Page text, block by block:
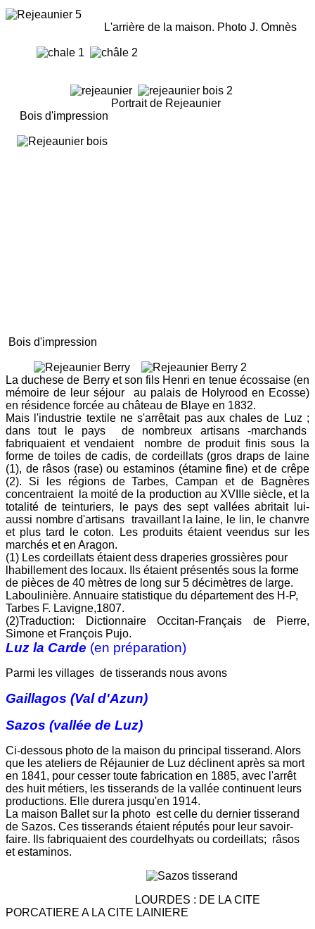
L'arrière de la maison. Photo J. Omnès
Portrait de Rejeaunier
Bois d'impression
Bois d'impression
La duchese de Berry et son fils Henri en tenue écossaise (en
mémoire de leur séjour au palais de Holyrood en Ecosse)
en résidence forcée au château de Blaye en 1832.
Mais l'industrie textile ne s'arrêtait pas aux chales de Luz ;
dans tout le pays de nombreux artisans -marchands
fabriquaient et vendaient nombre de produit finis sous la
forme de toiles de cadis, de cordeillats (gros draps de laine
(1), de râsos (rase) ou estaminos (étamine fine) et de crêpe
(2). Si les régions de Tarbes, Campan et de Bagnères
concentraient la moité de la production au XVIIIe siècle, et la
totalité de teinturiers, le pays des sept vallées abritait lui-
aussi nombre d'artisans travaillant la laine, le lin, le chanvre
et plus tard le coton. Les produits étaient veendus sur les
marchés et en Aragon.
(1) Les cordeillats étaient dess draperies grossières pour
lhabillement des locaux. Ils étaient présentés sous la forme
de pièces de 40 mètres de long sur 5 décimètres de large.
Laboulinière. Annuaire statistique du département des H-P,
Tarbes F. Lavigne,1807.
(2)Traduction: Dictionnaire Occitan-Français de Pierre,
Simone et François Pujo.
Luz la Carde (en préparation)
Parmi les villages de tisserands nous avons
Gaillagos (Val d'Azun)
Sazos (vallée de Luz)
Ci-dessous photo de la maison du principal tisserand. Alors
que les ateliers de Réjaunier de Luz déclinent après sa mort
en 1841, pour cesser toute fabrication en 1885, avec l'arrêt
des huit métiers, les tisserands de la vallée continuent leurs
productions. Elle durera jusqu'en 1914.
La maison Ballet sur la photo est celle du dernier tisserand
de Sazos. Ces tisserands étaient réputés pour leur savoir-
faire. Ils fabriquaient des courdelhyats ou cordeillats; râsos
et estaminos.
LOURDES : DE LA CITE
PORCATIERE A LA CITE LAINIERE